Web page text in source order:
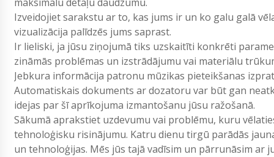
maksimalu detaļu daudzumu.
Izveidojiet sarakstu ar to, kas jums ir un ko galu galā
vizualizācija palīdzēs jums saprast.
Ir lieliski, ja jūsu ziņojumā tiks uzskaitīti konkrēti
zināmās problēmas un izstrādājumu vai materiālu
Jebkura informācija patronu mūzikas pieteikšanas
Automatiskais dokuments ar dozatoru var būt gan
idejas par šī aprīkojuma izmantošanu jūsu ražošanā.
Sākumā aprakstiet uzdevumu vai problēmu, kuru
tehnoloģisku risinājumu. Katru dienu tirgū parādās
un tehnoloģijas. Mēs jūs tajā vadīsim un pārrunāsim ar